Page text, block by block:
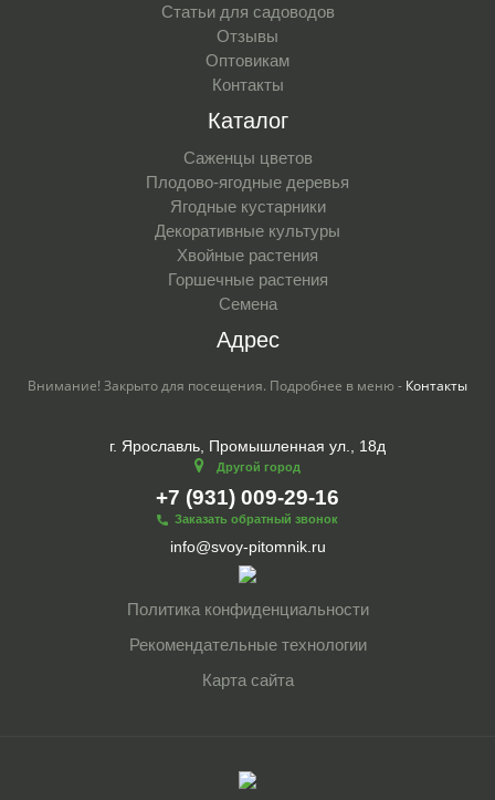
Статьи для садоводов
Отзывы
Оптовикам
Контакты
Каталог
Саженцы цветов
Плодово-ягодные деревья
Ягодные кустарники
Декоративные культуры
Хвойные растения
Горшечные растения
Семена
Адрес
Внимание! Закрыто для посещения. Подробнее в меню - Контакты
г. Ярославль, Промышленная ул., 18д
Другой город
+7 (931) 009-29-16
Заказать обратный звонок
info@svoy-pitomnik.ru
Политика конфиденциальности
Рекомендательные технологии
Карта сайта